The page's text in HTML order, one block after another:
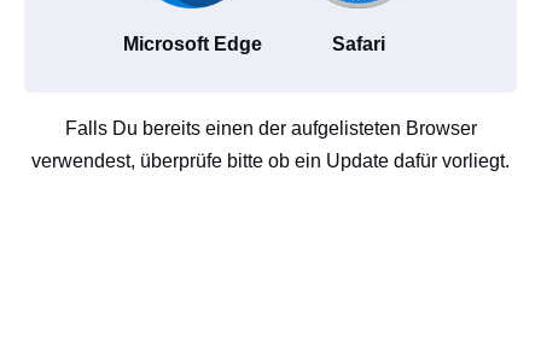
Microsoft Edge Safari
Falls Du bereits einen der aufgelisteten Browser
verwendest, überprüfe bitte ob ein Update dafür vorliegt.